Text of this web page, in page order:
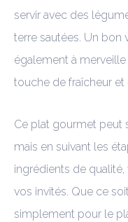
servir avec des
terre sautées. Un bon
également à
touche de fraîcheur et
Ce plat gourmet peut
mais en suivant les
ingrédients de
vos invités. Que ce
simplement pour le